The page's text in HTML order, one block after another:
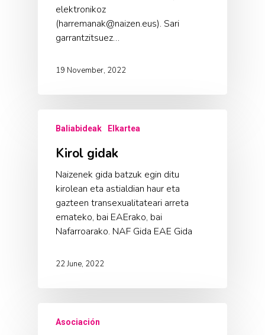
elektronikoz
(harremanak@naizen.eus). Sari
garrantzitsuez…
19 November, 2022
Baliabideak Elkartea
Kirol gidak
Naizenek gida batzuk egin ditu
kirolean eta astialdian haur eta
gazteen transexualitateari arreta
emateko, bai EAErako, bai
Nafarroarako. NAF Gida EAE Gida
22 June, 2022
Asociación